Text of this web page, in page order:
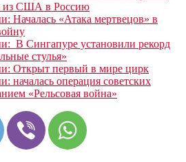
из США в Россию
Началась «Атака мертвецов» в
В Сингапуре установили рекорд
стулья»
Открыт первый в мире цирк
началась операция советских
«Рельсовая война»